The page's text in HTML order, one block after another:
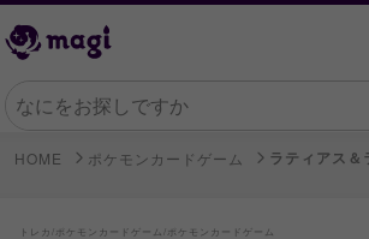
HOME ポケモンカードゲーム ラティアス＆
トレカ/ ポケモンカードゲーム/ ポケモンカードゲーム